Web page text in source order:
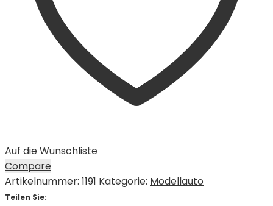
Auf die Wunschliste
Compare
Artikelnummer: 1191 Kategorie: Modellauto
Teilen Sie: